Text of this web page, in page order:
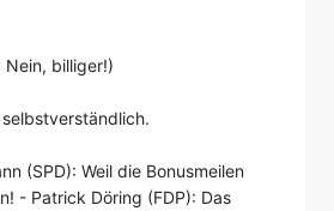
Nein, billiger!)
(SPD): Weil die Bonusmeilen
- Patrick Döring (FDP): Das